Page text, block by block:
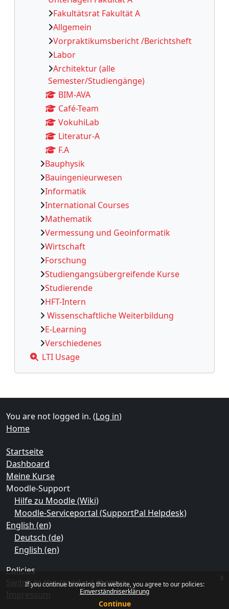
If you continue browsing this website, you agree to our policies:
Einverständniserklärung
Continue
x
Fakultätsrat Fakultät A
Allgemein
Vorpraktikumsbericht /Berichtsheft
Labor
Architektur (alle
Semester/Studiengänge)
BIM-AVA
Café-Team
VokuhiLab
Literatur-A
F.A
Bauphysik
Bauingenieurwesen
Informatik
International Courses
Mathematik
Vermessung und Geoinformatik
Wirtschaft
Forschung
Studiengangsübergreifende Kurse
Studierende
HFT-Intern
Wissenschaftliche Weiterbildung
E-Learning
Verschiedenes
LTI Usage
Supplementary blocks
You are not logged in. (Log in)
Home
Startseite
Dashboard
Meine Kurse
Moodle-Support
Hilfe zu Moodle (Wiki)
Moodle-Serviceportal (SupportPal Helpdesk)
English ‎(en)‎
Deutsch ‎(de)‎
English ‎(en)‎
Policies
Switch to the standard theme